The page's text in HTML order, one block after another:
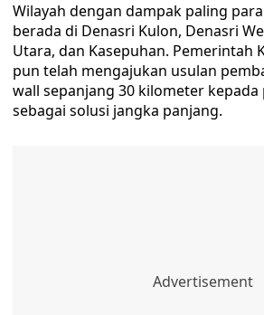
Wilayah dengan dampak paling
berada di Denasri Kulon, Denasri
Utara, dan Kasepuhan. Pemerintah
pun telah mengajukan usulan
wall sepanjang 30 kilometer
sebagai solusi jangka panjang.